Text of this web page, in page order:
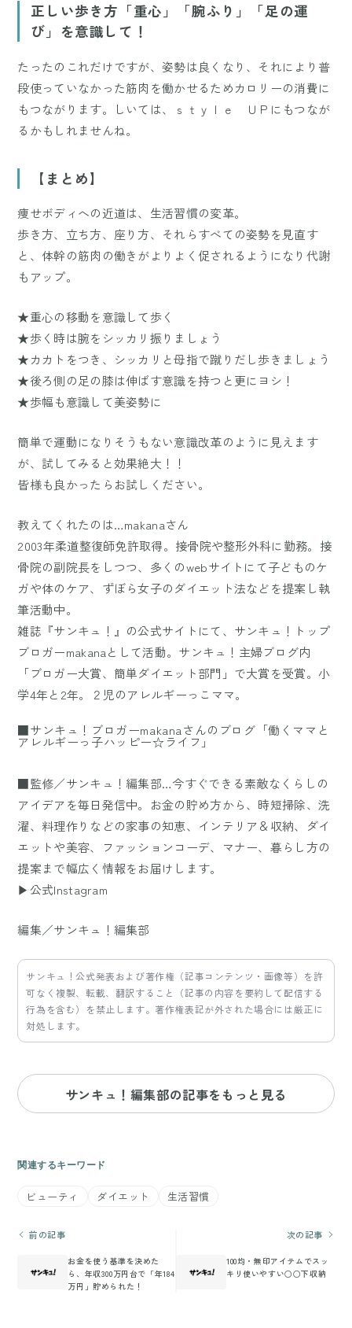
正しい歩き方「重心」「腕ふり」「足の運
び」を意識して！
たったのこれだけですが、姿勢は良くなり、それにより普
段使っていなかった筋肉を働かせるためカロリーの消費に
もつながります。しいては、ｓｔｙｌｅ ＵＰにもつなが
るかもしれませんね。
【まとめ】
痩せボディへの近道は、生活習慣の変革。
歩き方、立ち方、座り方、それらすべての姿勢を見直す
と、体幹の筋肉の働きがよりよく促されるようになり代謝
もアップ。
★重心の移動を意識して歩く
★歩く時は腕をシッカリ振りましょう
★カカトをつき、シッカリと母指で蹴りだし歩きましょう
★後ろ側の足の膝は伸ばす意識を持つと更にヨシ！
★歩幅も意識して美姿勢に
簡単で運動になりそうもない意識改革のように見えます
が、試してみると効果絶大！！
皆様も良かったらお試しください。
教えてくれたのは…makanaさん
2003年柔道整復師免許取得。接骨院や整形外科に勤務。接
骨院の副院長をしつつ、多くのwebサイトにて子どものケ
ガや体のケア、ずぼら女子のダイエット法などを提案し執
筆活動中。
雑誌『サンキュ！』の公式サイトにて、サンキュ！トップ
ブロガーmakanaとして活動。サンキュ！主婦ブログ内
「ブロガー大賞、簡単ダイエット部門」で大賞を受賞。小
学4年と2年。２児のアレルギーっこママ。
■サンキュ！ブロガーmakanaさんのブログ「働くママと
アレルギーっ子ハッピー☆ライフ」
■監修／サンキュ！編集部…今すぐできる素敵なくらしの
アイデアを毎日発信中。お金の貯め方から、時短掃除、洗
濯、料理作りなどの家事の知恵、インテリア＆収納、ダイ
エットや美容、ファッションコーデ、マナー、暮らし方の
提案まで幅広く情報をお届けします。
▶公式Instagram
編集／サンキュ！編集部
サンキュ！公式発表および著作権（記事コンテンツ・画像等）を許
可なく複製、転載、翻訳すること（記事の内容を要約して配信する
行為を含む）を禁止します。著作権表記が外された場合には厳正に
対処します。
サンキュ！編集部の記事をもっと見る
関連するキーワード
ビューティ ダイエット 生活習慣
前の記事
お金を使う基準を決めた
ら、年収300万円台で「年184
万円」貯められた！
次の記事
100均・無印アイテムでスッ
キリ使いやすい○○下収納